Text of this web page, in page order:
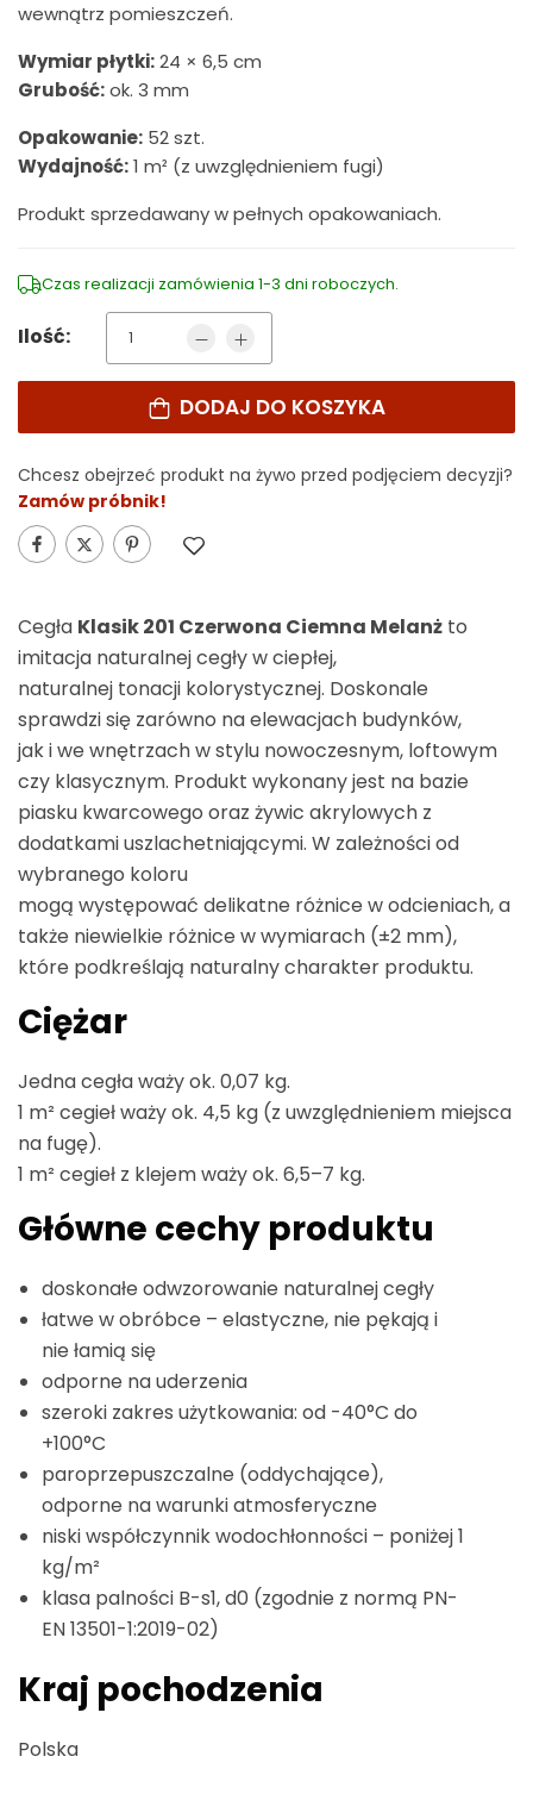
wewnątrz pomieszczeń.
Wymiar płytki:24 × 6,5 cm
Grubość:ok. 3 mm
Opakowanie: 52 szt.
Wydajność:1 m² (z uwzględnieniem fugi)
Produkt sprzedawany w pełnych opakowaniach.
Czas realizacji zamówienia 1-3 dni roboczych.
Ilość:
DODAJ DO KOSZYKA
Chcesz obejrzeć produkt na żywo przed podjęciem decyzji?
Zamów próbnik!
Cegła Klasik 201 Czerwona Ciemna Melanż to
imitacja naturalnej cegły w ciepłej,
naturalnej tonacji kolorystycznej. Doskonale
sprawdzi się zarówno na elewacjach budynków,
jak i we wnętrzach w stylu nowoczesnym, loftowym
czy klasycznym. Produkt wykonany jest na bazie
piasku kwarcowego oraz żywic akrylowych z
dodatkami uszlachetniającymi. W zależności od
wybranego koloru
mogą występować delikatne różnice w odcieniach, a
także niewielkie różnice w wymiarach (±2 mm),
które podkreślają naturalny charakter produktu.
Ciężar
Jedna cegła waży ok. 0,07 kg.
1 m² cegieł waży ok. 4,5 kg (z uwzględnieniem miejsca
na fugę).
1 m² cegieł z klejem waży ok. 6,5–7 kg.
Główne cechy produktu
doskonałe odwzorowanie naturalnej cegły
łatwe w obróbce – elastyczne, nie pękają i
nie łamią się
odporne na uderzenia
szeroki zakres użytkowania: od -40°C do
+100°C
paroprzepuszczalne (oddychające),
odporne na warunki atmosferyczne
niski współczynnik wodochłonności – poniżej 1
kg/m²
klasa palności B-s1, d0 (zgodnie z normą PN-
EN 13501-1:2019-02)
Kraj pochodzenia
Polska